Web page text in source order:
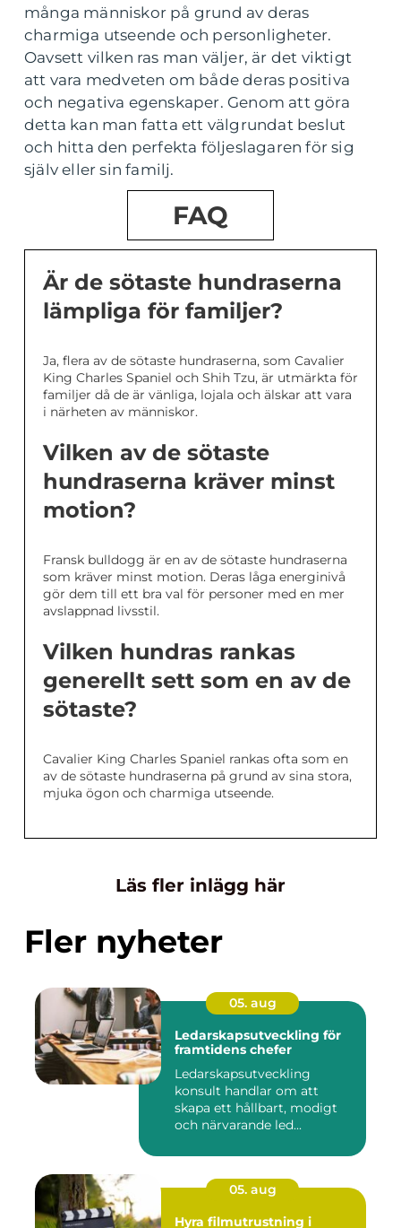
många människor på grund av deras
charmiga utseende och personligheter.
Oavsett vilken ras man väljer, är det viktigt
att vara medveten om både deras positiva
och negativa egenskaper. Genom att göra
detta kan man fatta ett välgrundat beslut
och hitta den perfekta följeslagaren för sig
själv eller sin familj.
FAQ
Är de sötaste hundraserna
lämpliga för familjer?
Ja, flera av de sötaste hundraserna, som Cavalier
King Charles Spaniel och Shih Tzu, är utmärkta för
familjer då de är vänliga, lojala och älskar att vara
i närheten av människor.
Vilken av de sötaste
hundraserna kräver minst
motion?
Fransk bulldogg är en av de sötaste hundraserna
som kräver minst motion. Deras låga energinivå
gör dem till ett bra val för personer med en mer
avslappnad livsstil.
Vilken hundras rankas
generellt sett som en av de
sötaste?
Cavalier King Charles Spaniel rankas ofta som en
av de sötaste hundraserna på grund av sina stora,
mjuka ögon och charmiga utseende.
Läs fler inlägg här
Fler nyheter
05. aug
Ledarskapsutveckling för
framtidens chefer
Ledarskapsutveckling
konsult handlar om att
skapa ett hållbart, modigt
och närvarande led...
05. aug
Hyra filmutrustning i